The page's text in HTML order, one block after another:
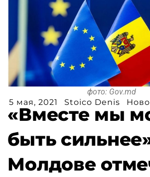
фото: Gov.md
5 мая, 2021
Stoico Denis
«Вместе мы
быть
Молдове